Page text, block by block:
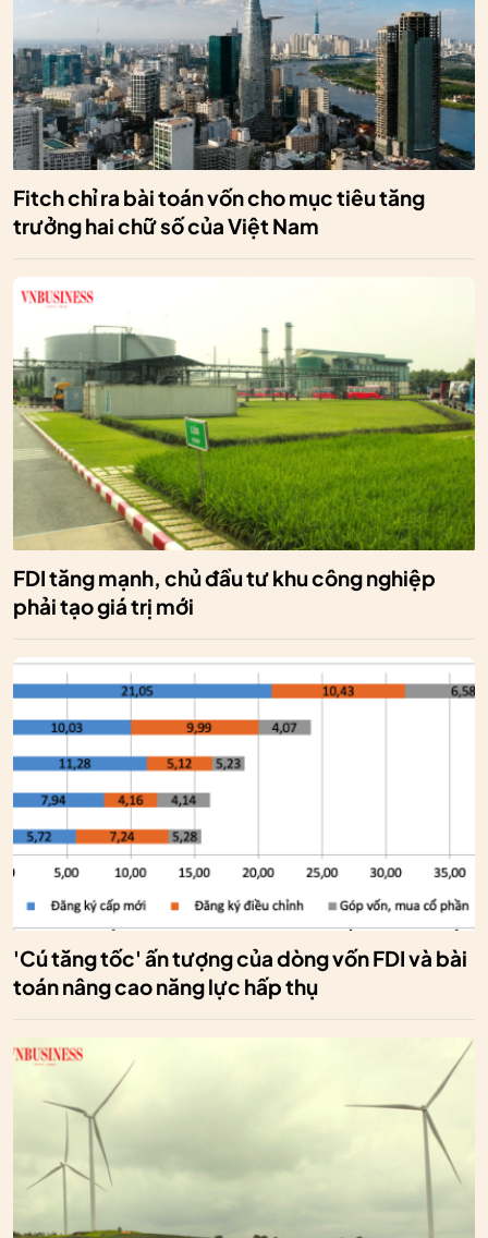
Fitch chỉ ra bài toán vốn cho mục tiêu tăng
trưởng hai chữ số của Việt Nam
FDI tăng mạnh, chủ đầu tư khu công nghiệp
phải tạo giá trị mới
'Cú tăng tốc' ấn tượng của dòng vốn FDI và bài
toán nâng cao năng lực hấp thụ